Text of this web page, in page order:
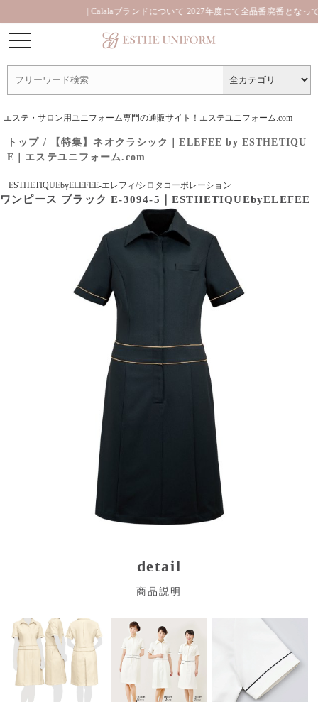
| Calalaブランドについて 2027年度にて全品番廃番となっており
エステ・サロン用ユニフォーム専門の通販サイト！エステユニフォーム.com
トップ /
【特集】ネオクラシック｜ELEFEE by ESTHETIQU
E｜エステユニフォーム.com
ESTHETIQUEbyELEFEE-エレフィ/シロタコーポレーション
ワンピース ブラック E-3094-5｜ESTHETIQUEbyELEFEE
detail
商品説明